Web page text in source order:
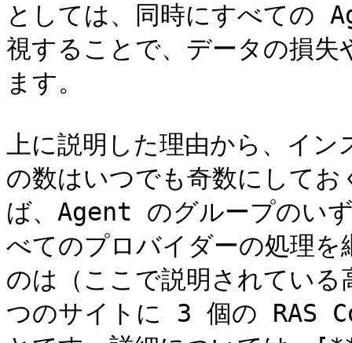
としては、同時にすべての
視することで、データの損
ます。
上に説明した理由から、
の数はいつでも奇数にして
ば、Agent のグループのい
べてのプロバイダーの処理
のは（ここで説明されてい
つのサイトに 3 個の RAS